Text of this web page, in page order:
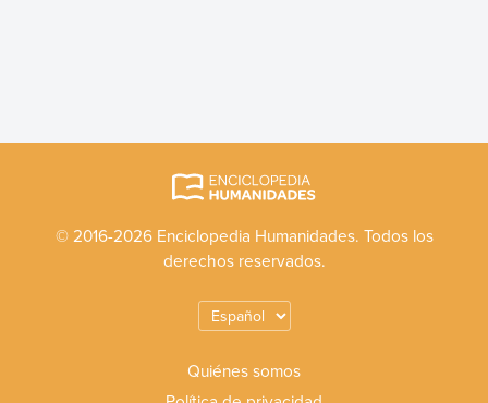
© 2016-2026 Enciclopedia Humanidades. Todos los
derechos reservados.
Quiénes somos